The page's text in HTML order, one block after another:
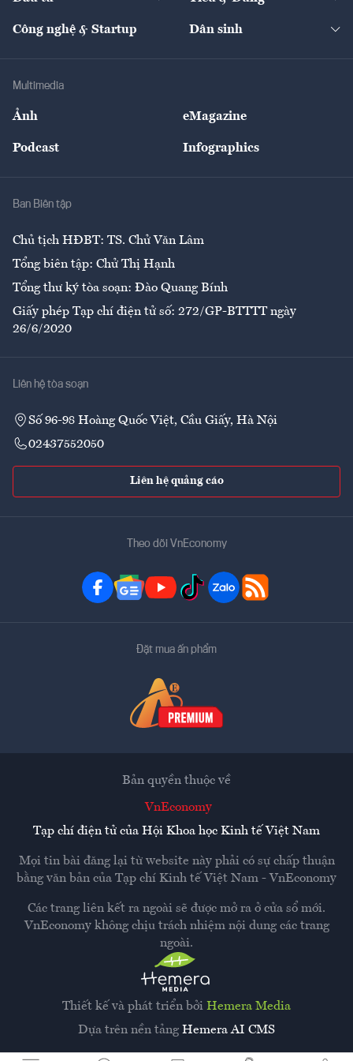
Tư vấn
Thị trường
Nông sản
Giải trí
Công nghệ & Startup Dân sinh
Multimedia
Ảnh eMagazine
Podcast Infographics
Ban Biên tập
Chủ tịch HĐBT: TS. Chử Văn Lâm
Tổng biên tập: Chử Thị Hạnh
Tổng thư ký tòa soạn: Đào Quang Bính
Giấy phép Tạp chí điện tử số: 272/GP-BTTTT ngày
26/6/2020
Liên hệ tòa soạn
Số 96-98 Hoàng Quốc Việt, Cầu Giấy, Hà Nội
02437552050
Liên hệ quảng cáo
Theo dõi VnEconomy
Đặt mua ấn phẩm
Thiết kế và phát triển bởi Hemera Media
Dựa trên nền tảng Hemera AI CMS
Bản quyền thuộc về
VnEconomy
Tạp chí điện tử của Hội Khoa học Kinh tế Việt Nam
Mọi tin bài đăng lại từ website này phải có sự chấp thuận
bằng văn bản của Tạp chí Kinh tế Việt Nam - VnEconomy
Các trang liên kết ra ngoài sẽ được mở ra ở cửa sổ mới.
VnEconomy không chịu trách nhiệm nội dung các trang
ngoài.